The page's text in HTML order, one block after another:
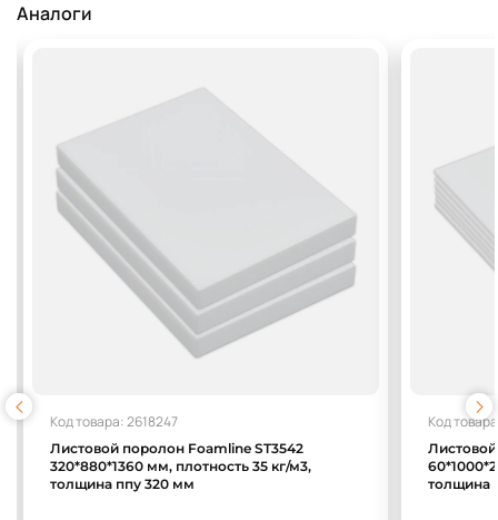
Аналоги
Код товара: 2618247
Листовой поролон Foamline ST3542
320*880*1360 мм, плотность 35 кг/м3,
толщина ппу 320 мм
Код
толщина